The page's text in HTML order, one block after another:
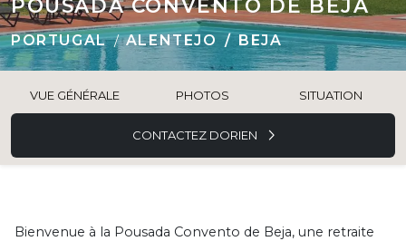
POUSADA CONVENTO DE BEJA
PORTUGAL ALENTEJO BEJA
VUE GÉNÉRALE PHOTOS SITUATION
CONTACTEZ DORIEN
Bienvenue à la Pousada Convento de Beja, une retraite